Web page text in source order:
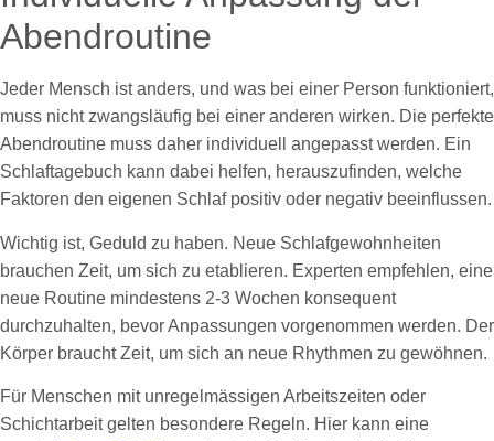
Abendroutine
Jeder Mensch ist anders, und was bei einer Person funktioniert,
muss nicht zwangsläufig bei einer anderen wirken. Die perfekte
Abendroutine muss daher individuell angepasst werden. Ein
Schlaftagebuch kann dabei helfen, herauszufinden, welche
Faktoren den eigenen Schlaf positiv oder negativ beeinflussen.
Wichtig ist, Geduld zu haben. Neue Schlafgewohnheiten
brauchen Zeit, um sich zu etablieren. Experten empfehlen, eine
neue Routine mindestens 2-3 Wochen konsequent
durchzuhalten, bevor Anpassungen vorgenommen werden. Der
Körper braucht Zeit, um sich an neue Rhythmen zu gewöhnen.
Für Menschen mit unregelmässigen Arbeitszeiten oder
Schichtarbeit gelten besondere Regeln. Hier kann eine